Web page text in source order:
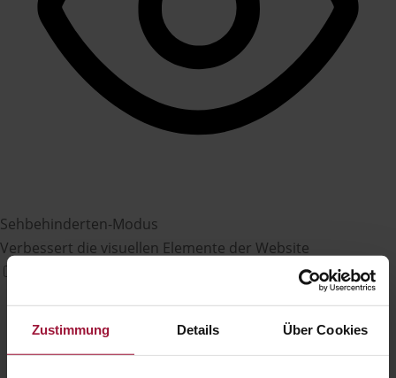
Zustimmung Details Über Cookies
Sehbehinderten-Modus
Verbessert die visuellen Elemente der Website